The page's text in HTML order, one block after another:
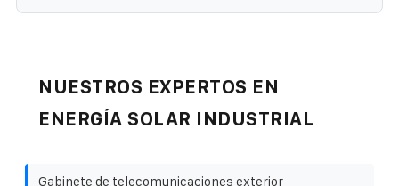
NUESTROS EXPERTOS EN
ENERGÍA SOLAR INDUSTRIAL
Gabinete de telecomunicaciones exterior